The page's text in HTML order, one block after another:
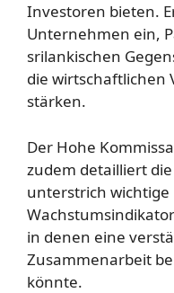
Investoren bieten.
Unternehmen ein,
srilankischen
die wirtschaftlichen
stärken.
Der Hohe
zudem detailliert
unterstrich wichtige
in denen eine
Zusammenarbeit
könnte.